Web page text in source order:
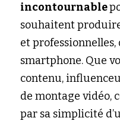
incontournable
souhaitent
et
smartphone. Que
contenu,
de montage vidéo,
par sa simplicité